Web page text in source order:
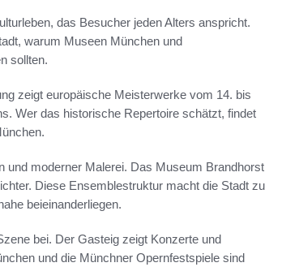
das Besucher jeden Alters anspricht.
warum Museen München und
sollten.
zeigt europäische Meisterwerke vom 14. bis
Wer das historische Repertoire schätzt, findet
und moderner Malerei. Das Museum Brandhorst
Diese Ensemblestruktur macht die Stadt zu
beieinanderliegen.
bei. Der Gasteig zeigt Konzerte und
und die Münchner Opernfestspiele sind